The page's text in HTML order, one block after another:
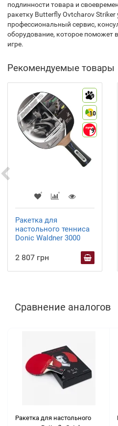
подлинности товара и
ракетку Butterfly Ovtcharov Striker
профессиональный сервис,
оборудование, которое поможет
игре.
Рекомендуемые товары
9
10
9
Ракетка для
настольного тенниса
Donic Waldner 3000
2 807 грн
Сравнение аналогов
Ракетка для настольного